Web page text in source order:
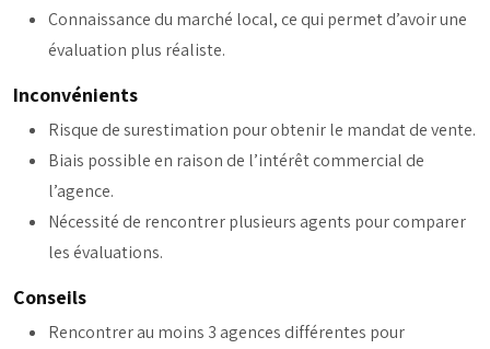
Connaissance du marché local, ce qui permet d’avoir une
évaluation plus réaliste.
Inconvénients
Risque de surestimation pour obtenir le mandat de vente.
Biais possible en raison de l’intérêt commercial de
l’agence.
Nécessité de rencontrer plusieurs agents pour comparer
les évaluations.
Conseils
Rencontrer au moins 3 agences différentes pour